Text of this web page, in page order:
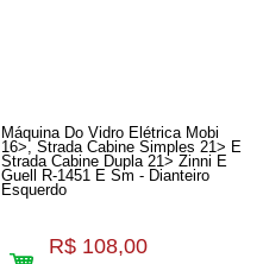
Máquina Do Vidro Elétrica Mobi
16>, Strada Cabine Simples 21> E
Strada Cabine Dupla 21> Zinni E
Guell R-1451 E Sm - Dianteiro
Esquerdo
R$ 108,00